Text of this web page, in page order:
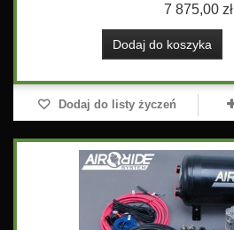
7 875,00 zł
Dodaj do koszyka
Dodaj do listy życzeń